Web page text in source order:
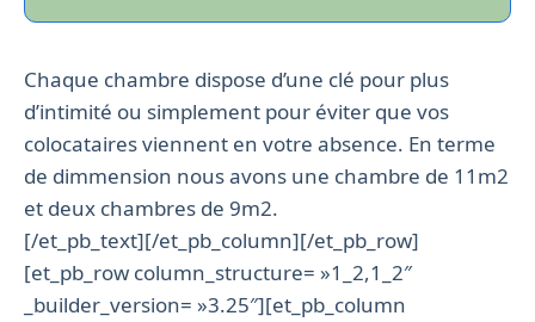
Chaque chambre dispose d’une clé pour plus
d’intimité ou simplement pour éviter que vos
colocataires viennent en votre absence. En terme
de dimmension nous avons une chambre de 11m2
et deux chambres de 9m2.
[/et_pb_text][/et_pb_column][/et_pb_row]
[et_pb_row column_structure= »1_2,1_2″
_builder_version= »3.25″][et_pb_column